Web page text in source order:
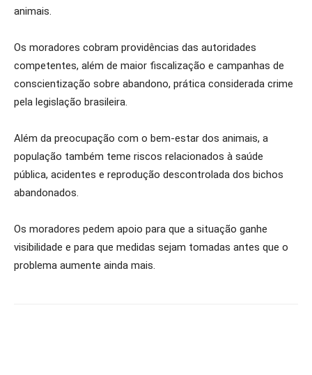
animais.
Os moradores cobram providências das autoridades
competentes, além de maior fiscalização e campanhas de
conscientização sobre abandono, prática considerada crime
pela legislação brasileira.
Além da preocupação com o bem-estar dos animais, a
população também teme riscos relacionados à saúde
pública, acidentes e reprodução descontrolada dos bichos
abandonados.
Os moradores pedem apoio para que a situação ganhe
visibilidade e para que medidas sejam tomadas antes que o
problema aumente ainda mais.